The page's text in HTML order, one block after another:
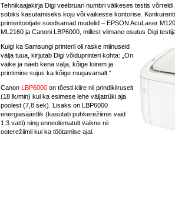
Tehnikaajakirja Digi veebruari numbri väikeses testis
sobiks kasutamiseks koju või väikesse kontorise.
printeritootjate soodsamad mudelid – EPSON AcuLaser
ML2160 ja Canoni LBP6000, millest viimane osutus Digi
Kuigi ka Samsungi printeril oli raske miinuseid
välja tuua, kirjutab Digi võiduprinteri kohta: „On
väike ja näeb kena välja, kõige kiirem ja
printimine sujus ka kõige mugavamalt.“
Canon LBP6000 on tõesti kiire nii prindikiiruselt
(18 lk/min) kui ka esimese lehe väljatrüki aja
poolest (7,8 sek). Lisaks on LBP6000
energiasäästlik (kasutab puhkerežiimis vaid
1,3 vatti) ning enneolematult vaikne nii
ooterežiimil kui ka töötamise ajal.